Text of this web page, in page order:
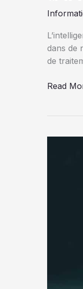
dans de
de
ChatGPT
R1
Read